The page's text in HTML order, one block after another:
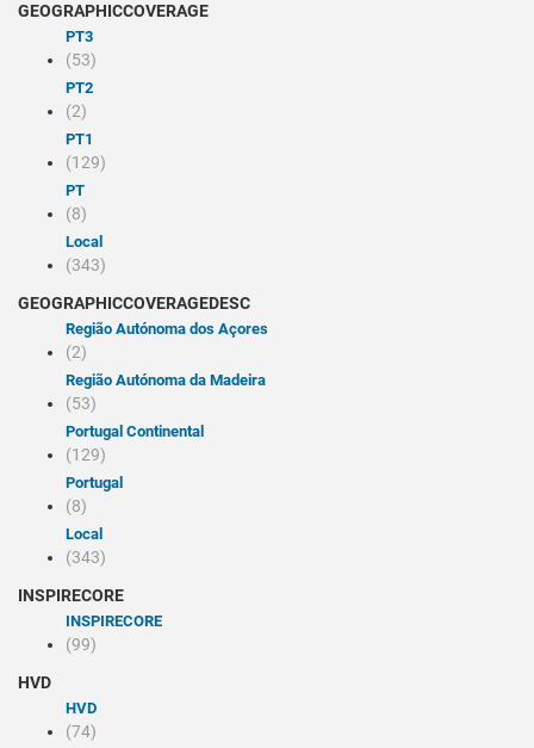
GEOGRAPHICCOVERAGE
PT3
(53)
PT2
(2)
PT1
(129)
PT
(8)
Local
(343)
GEOGRAPHICCOVERAGEDESC
Região Autónoma dos Açores
(2)
Região Autónoma da Madeira
(53)
Portugal Continental
(129)
Portugal
(8)
Local
(343)
INSPIRECORE
INSPIRECORE
(99)
HVD
HVD
(74)